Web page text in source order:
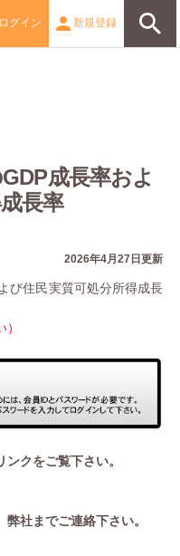
新規登録
グイン
成長率およ
長率
2026年4月27日更新
び住民実質可処分所得成長
クをご覧下さい。
社までご連絡下さい。